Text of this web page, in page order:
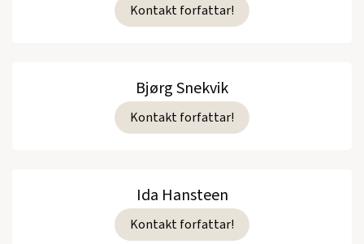
Kontakt forfattar!
Bjørg Snekvik
Kontakt forfattar!
Ida Hansteen
Kontakt forfattar!